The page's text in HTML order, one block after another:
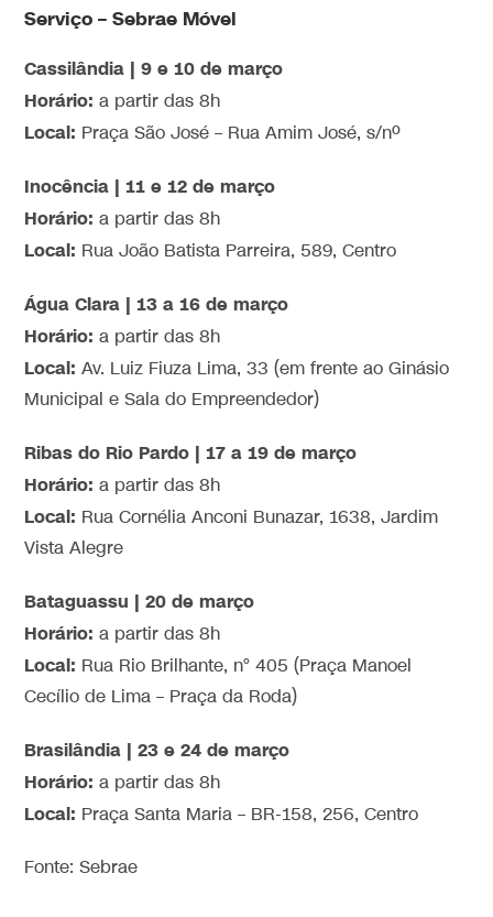
Serviço – Sebrae Móvel
Cassilândia | 9 e 10 de março
Horário:a partir das 8h
Local: Praça São José – Rua Amim José, s/nº
Inocência | 11 e 12 de março
Horário:a partir das 8h
Local: Rua João Batista Parreira, 589, Centro
Água Clara | 13 a 16 de março
Horário:a partir das 8h
Local: Av. Luiz Fiuza Lima, 33 (em frente ao Ginásio
Municipal e Sala do Empreendedor)
Ribas do Rio Pardo | 17 a 19 de março
Horário:a partir das 8h
Local: Rua Cornélia Anconi Bunazar, 1638, Jardim
Vista Alegre
Bataguassu | 20 de março
Horário: a partir das 8h
Local: Rua Rio Brilhante, n° 405 (Praça Manoel
Cecílio de Lima – Praça da Roda)
Brasilândia | 23 e 24 de março
Horário: a partir das 8h
Local: Praça Santa Maria – BR-158, 256, Centro
Fonte: Sebrae